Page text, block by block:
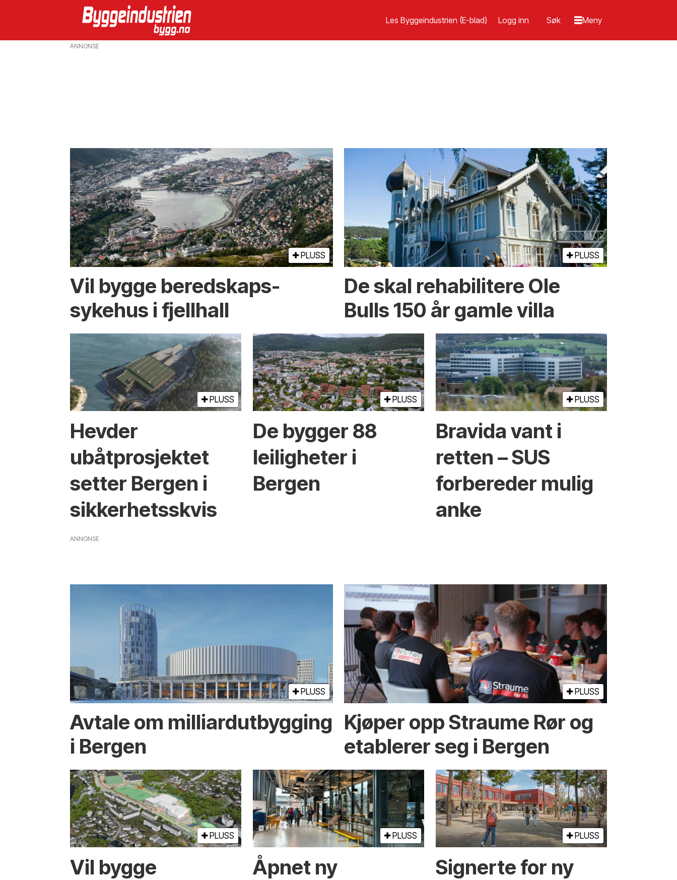
Les Byggeindustrien (E-blad) Logg inn
ANNONSE
PLUSS
Vil bygge beredskaps­
sykehus i fjellhall
PLUSS
De skal rehabilitere Ole
Bulls 150 år gamle villa
PLUSS
Hevder
ubåtprosjektet
setter Bergen i
sikkerhetsskvis
PLUSS
De bygger 88
leiligheter i
Bergen
PLUSS
Bravida vant i
retten – SUS
forbereder mulig
anke
ANNONSE
PLUSS
Avtale om milliard­utbygging
i Bergen
PLUSS
Kjøper opp Straume Rør og
etablerer seg i Bergen
PLUSS
Vil bygge
PLUSS
Åpnet ny
PLUSS
Signerte for ny